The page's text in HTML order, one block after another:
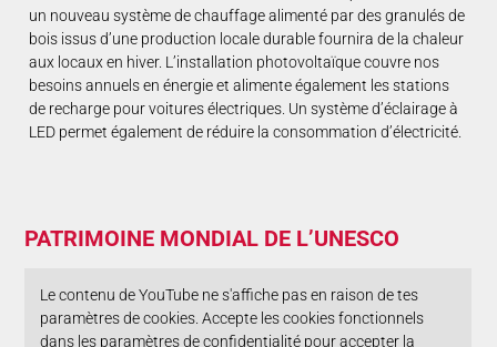
un nouveau système de chauffage alimenté par des granulés de
bois issus d’une production locale durable fournira de la chaleur
aux locaux en hiver. L’installation photovoltaïque couvre nos
besoins annuels en énergie et alimente également les stations
de recharge pour voitures électriques. Un système d’éclairage à
LED permet également de réduire la consommation d’électricité.
PATRIMOINE MONDIAL DE L’UNESCO
Le contenu de YouTube ne s'affiche pas en raison de tes
paramètres de cookies. Accepte les cookies fonctionnels
dans les paramètres de confidentialité pour accepter la